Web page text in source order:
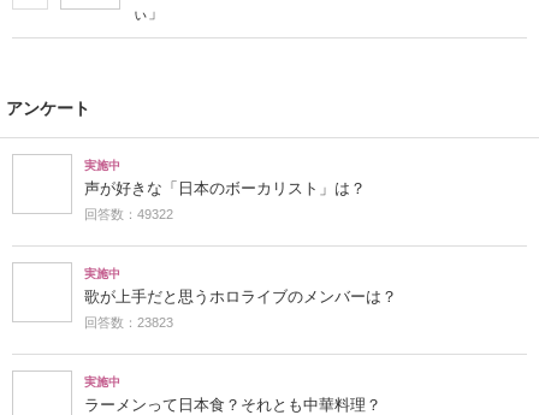
ぃ」
アンケート
実施中
声が好きな「日本のボーカリスト」は？
回答数：49322
実施中
歌が上手だと思うホロライブのメンバーは？
回答数：23823
実施中
ラーメンって日本食？それとも中華料理？